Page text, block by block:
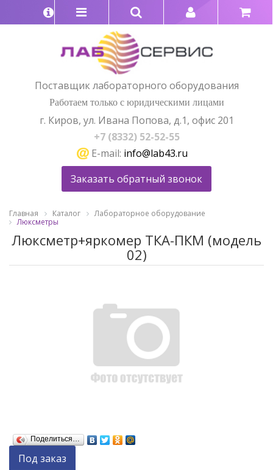
Поставщик лабораторного оборудования
Работаем только с юридическими лицами
г. Киров, ул. Ивана Попова, д.1, офис 201
+7 (8332) 52-52-55
E-mail: info@lab43.ru
Заказать обратный звонок
Главная Каталог
Лабораторное оборудование
Люксметры
Люксметр+яркомер ТКА-ПКМ (модель
02)
Поделиться…
Под заказ